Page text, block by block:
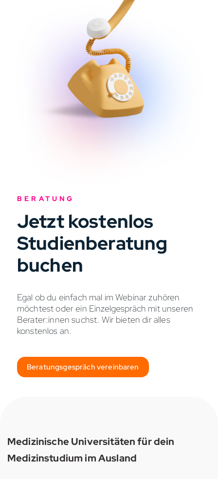
BERATUNG
Jetzt kostenlos
Studienberatung
buchen
Egal ob du einfach mal im Webinar zuhören
möchtest oder ein Einzelgespräch mit unseren
Berater:innen suchst. Wir bieten dir alles
konstenlos an.
Beratungsgespräch vereinbaren
Medizinische Universitäten für dein
Medizinstudium im Ausland